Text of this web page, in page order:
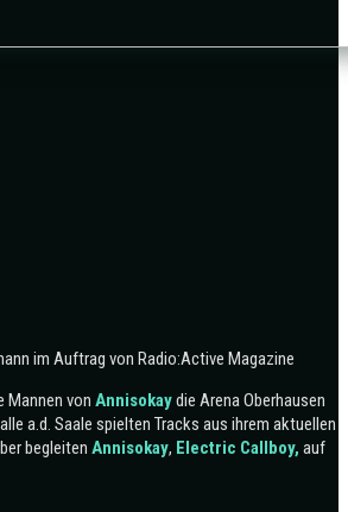
im Auftrag von Radio:Active Magazine
Mannen von Annisokaydie Arena Oberhausen
a.d. Saale spielten Tracks aus ihrem aktuellen
begleiten Annisokay, Electric Callboy, auf